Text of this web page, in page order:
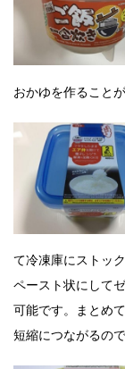
おかゆを作ること
て冷凍庫にストッ
ペースト状にして
可能です。まとめ
短縮につながるの